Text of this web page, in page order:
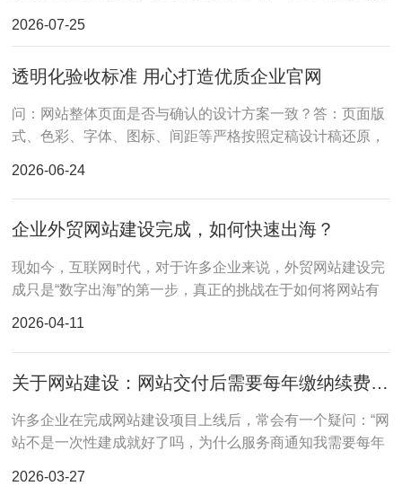
入理解客户需求
2026-07-25
透明化验收标准 用心打造优质企业官网
问：网站整体页面是否与确认的设计方案一致？答：页面版
式、色彩、字体、图标、间距等严格按照定稿设计稿还原，
常访
2026-06-24
企业外贸网站建设完成，如何快速出海？
现如今，互联网时代，对于许多企业来说，外贸网站建设完
成只是“数字出海”的第一步，真正的挑战在于如何将网站有
2026-04-11
关于网站建设：网站交付后需要每年缴纳续费吗？
许多企业在完成网站建设项目上线后，常会有一个疑问：“网
站不是一次性建成就好了吗，为什么服务商通知我需要每年
2026-03-27